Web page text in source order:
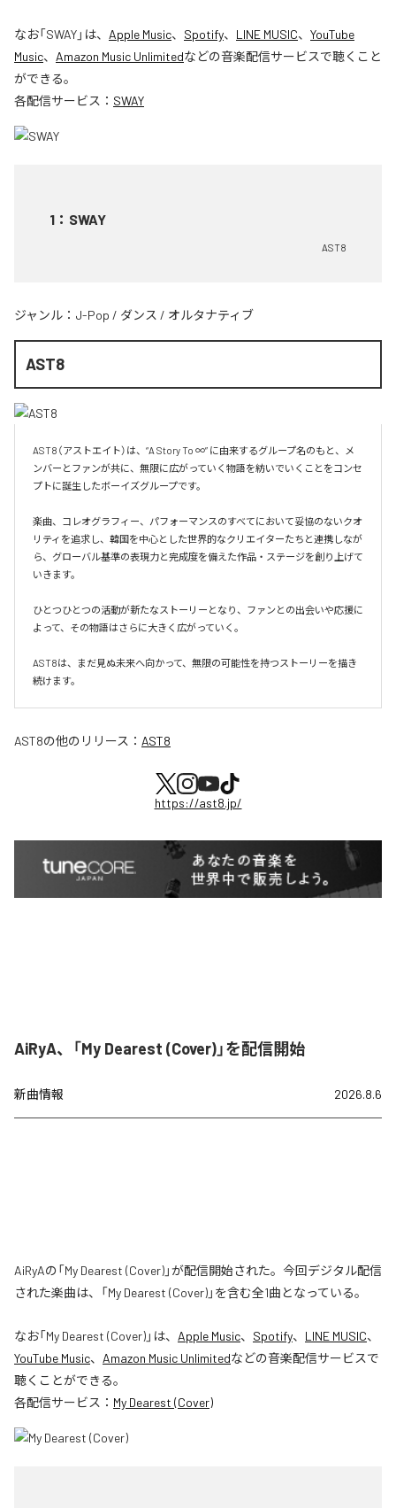
なお「SWAY」は、 Apple Music、 Spotify、 LINE MUSIC、 YouTube
Music、 Amazon Music Unlimitedなどの音楽配信サービスで聴くこと
ができる。
各配信サービス： SWAY
1 ： SWAY
AST8
ジャンル： J-Pop / ダンス / オルタナティブ
AST8
AST8（アストエイト）は、“A Story To ∞” に由来するグループ名のもと、メ
ンバーとファンが共に、無限に広がっていく物語を紡いでいくことをコンセ
プトに誕生したボーイズグループです。
楽曲、コレオグラフィー、パフォーマンスのすべてにおいて妥協のないクオ
リティを追求し、韓国を中心とした世界的なクリエイターたちと連携しなが
ら、グローバル基準の表現力と完成度を備えた作品・ステージを創り上げて
いきます。
ひとつひとつの活動が新たなストーリーとなり、ファンとの出会いや応援に
よって、その物語はさらに大きく広がっていく。
AST8は、まだ見ぬ未来へ向かって、無限の可能性を持つストーリーを描き
続けます。
AST8の他のリリース： AST8
https://ast8.jp/
AiRyA、「My Dearest (Cover)」を配信開始
新曲情報 2026.8.6
AiRyAの「My Dearest (Cover)」が配信開始された。今回デジタル配信
された楽曲は、「My Dearest (Cover)」を含む全1曲となっている。
なお「My Dearest (Cover)」は、 Apple Music、 Spotify、 LINE MUSIC、
YouTube Music、 Amazon Music Unlimitedなどの音楽配信サービスで
聴くことができる。
各配信サービス： My Dearest (Cover)